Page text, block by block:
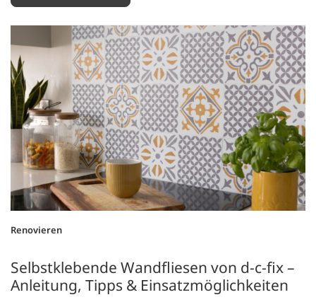
Renovieren
Selbstklebende Wandfliesen von d-c-fix –
Anleitung, Tipps & Einsatzmöglichkeiten